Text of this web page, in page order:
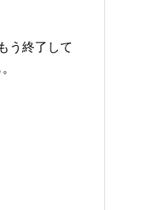
う終了して